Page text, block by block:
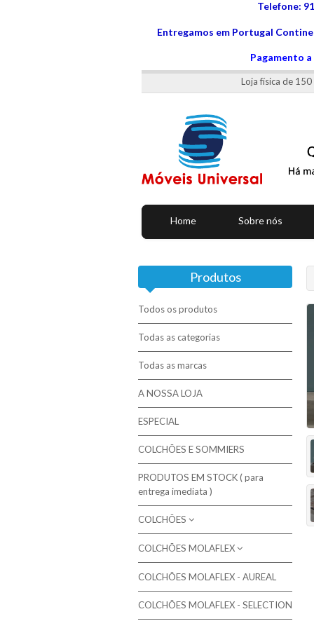
Telefone:
Entregamos em Portugal
Pagamento
Loja física de
Home Sobre nós
Produtos
Todos os produtos
Todas as categorias
Todas as marcas
A NOSSA LOJA
ESPECIAL
COLCHÕES E SOMMIERS
PRODUTOS EM STOCK ( para
entrega imediata )
COLCHÕES
Molaflex - Mola Multielástic®
Campanha de 10% em colchões
Colchões de molas ensacadas
Colchões de Molas Bicónicas / Bonnel
COLCHÕES MOLAFLEX
Colchões Molaflex
Colchões Molaflex Fresh Cool
COLCHÕES MOLAFLEX - AUREAL
COLCHÕES MOLAFLEX - SELECTION